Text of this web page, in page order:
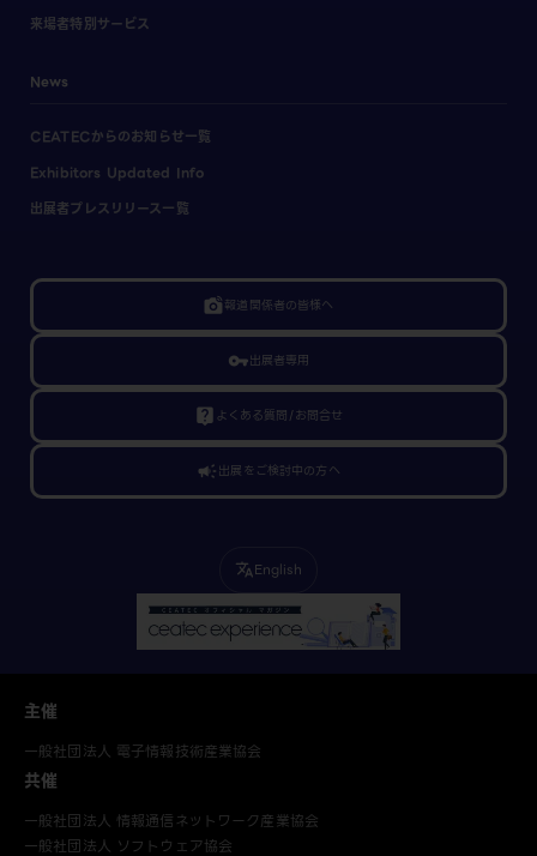
来場者特別サービス
News
CEATECからのお知らせ一覧
Exhibitors Updated Info
出展者プレスリリース一覧
linked_camera報道関係者の皆様へ
vpn_key出展者専用
live_help よくある質問/お問合せ
campaign出展をご検討中の方へ
translateEnglish
主催
一般社団法人 電子情報技術産業協会
共催
一般社団法人 情報通信ネットワーク産業協会
一般社団法人 ソフトウェア協会